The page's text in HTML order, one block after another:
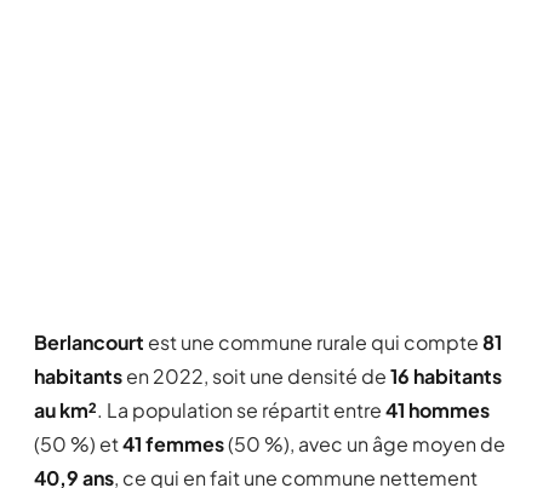
Berlancourt est une commune rurale qui compte81
habitantsen 2022, soit une densité de16 habitants
au km². La population se répartit entre41 hommes
(50 %) et41 femmes(50 %), avec un âge moyen de
40,9 ans, ce qui en fait une commune nettement